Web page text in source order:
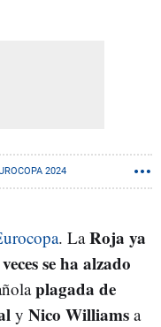
2024
. LaRoja ya
se ha alzado
plagada de
y Nico Williams a